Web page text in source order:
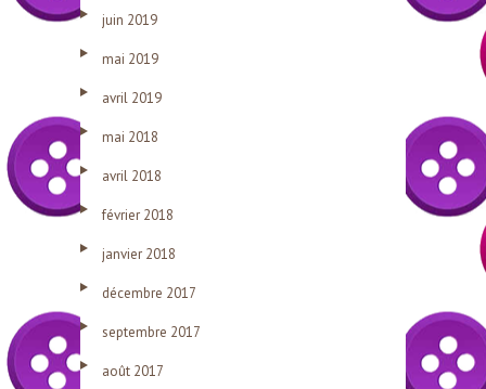
juin 2019
mai 2019
avril 2019
mai 2018
avril 2018
février 2018
janvier 2018
décembre 2017
septembre 2017
août 2017